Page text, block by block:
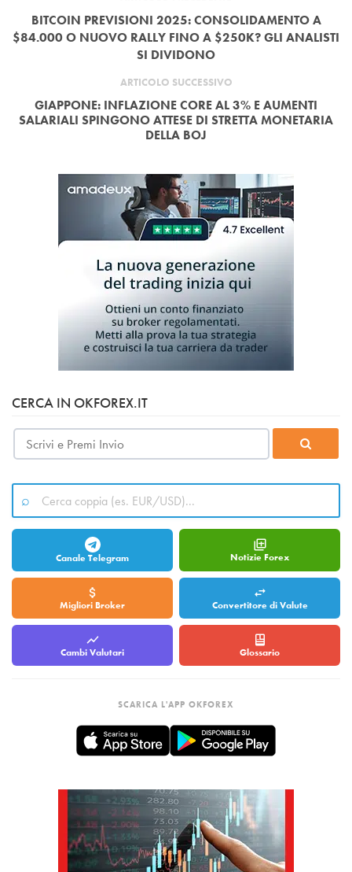
BITCOIN PREVISIONI 2025: CONSOLIDAMENTO A
$84.000 O NUOVO RALLY FINO A $250K? GLI ANALISTI
SI DIVIDONO
ARTICOLO SUCCESSIVO
GIAPPONE: INFLAZIONE CORE AL 3% E AUMENTI
SALARIALI SPINGONO ATTESE DI STRETTA MONETARIA
DELLA BOJ
CERCA IN OKFOREX.IT
Canale Telegram Notizie Forex
Migliori Broker Convertitore di Valute
Cambi Valutari Glossario
SCARICA L'APP OKFOREX